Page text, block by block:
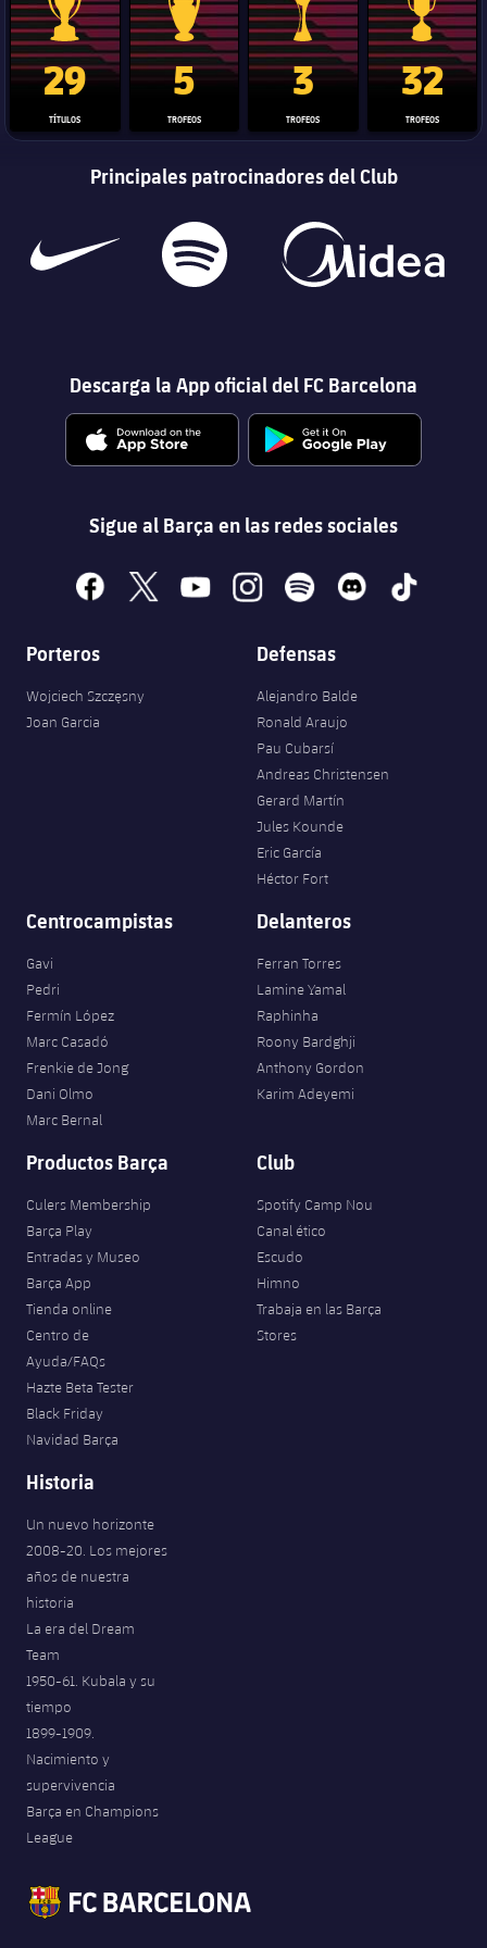
Trofeo de La Liga
29
TÍTULOS
Trofeo de la Liga de Campeones
5
TROFEOS
Trofeo del Mundial de
3
TROFEOS
Copa del
32
TROFEOS
Principales patrocinadores del Club
Descarga la App oficial del FC Barcelona
Sigue al Barça en las redes sociales
facebook
x youtubeinstagramspotify discord tiktok
Porteros
Wojciech Szczęsny
Joan Garcia
Defensas
Alejandro Balde
Ronald Araujo
Pau Cubarsí
Andreas Christensen
Gerard Martín
Jules Kounde
Eric García
Héctor Fort
Centrocampistas
Gavi
Pedri
Fermín López
Marc Casadó
Frenkie de Jong
Dani Olmo
Marc Bernal
Delanteros
Ferran Torres
Lamine Yamal
Raphinha
Roony Bardghji
Anthony Gordon
Karim Adeyemi
Productos Barça
Culers Membership
Barça Play
Entradas y Museo
Barça App
Tienda online
Centro de
Ayuda/FAQs
Hazte Beta Tester
Black Friday
Navidad Barça
Club
Spotify Camp Nou
Canal ético
Escudo
Himno
Trabaja en las Barça
Stores
Historia
Un nuevo horizonte
2008-20. Los mejores
años de nuestra
historia
La era del Dream
Team
1950-61. Kubala y su
tiempo
1899-1909.
Nacimiento y
supervivencia
Barça en Champions
League